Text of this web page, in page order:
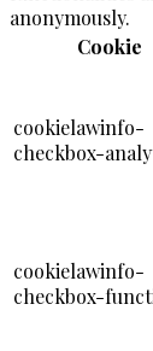
anonymously.
Cookie
cookielawinfo-
checkbox-
cookielawinfo-
checkbox-